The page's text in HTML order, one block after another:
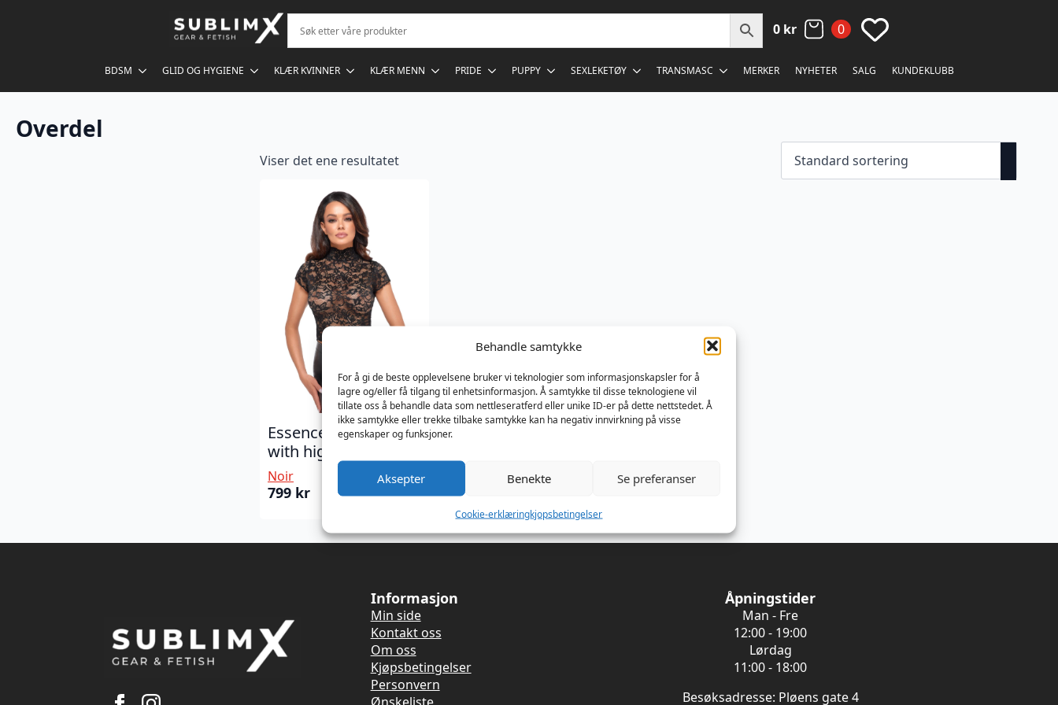
Behandle samtykke
For å gi de beste opplevelsene bruker vi teknologier som informasjonskapsler for å
lagre og/eller få tilgang til enhetsinformasjon. Å samtykke til disse teknologiene vil
tillate oss å behandle data som nettleseratferd eller unike ID-er på dette nettstedet. Å
ikke samtykke eller trekke tilbake samtykke kan ha negativ innvirkning på visse
egenskaper og funksjoner.
Aksepter Benekte Se preferanser
Cookie-erklæringkjopsbetingelser
0 kr 0
BDSM GLID OG HYGIENE KLÆR KVINNER KLÆR MENN PRIDE PUPPY SEXLEKETØY TRANSMASC MERKER NYHETER SALG KUNDEKLUBB
Overdel
Viser det ene resultatet
Essence lace top
with high collar
Noir
799 kr
Informasjon
Min side
Kontakt oss
Om oss
Kjøpsbetingelser
Personvern
Åpningstider
Man - Fre
12:00 - 19:00
Lørdag
11:00 - 18:00
Besøksadresse: Pløens gate 4